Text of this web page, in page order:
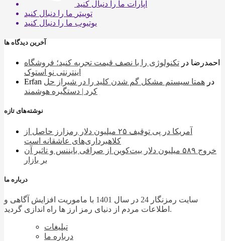
آپارات ما را دنبال کنید
توییتر ما را دنبال کنید
یوتیوب ما را دنبال کنید
آخرین دیدگاه ها
احمدرضا در تکنولوژی را با نصف قیمت تجربه کنید؛ فروشگاه
اینترنتی نو استوک
Erfan
در همتا سیستم مشکل گم شدن کلید را در شیراز حل
کرد | دستگیره هوشمند
نوشته‌های تازه
آمریکا در پی توقیف ۲۵ میلیون دلار رمزارز حاصل از
کلاهبرداری‌های عاشقانه است
خروج ۵۸۹ میلیون دلار بیت‌کوین از صرافی بایننس و تاثیر آن
بر بازار
درباره ما
سایت رمزنگار 24 در سال 1401 با ماموریت افزایش آگاهی و
اطلاعات مردم از دنیای رمز ارز ها راه اندازی گردید.
تبلیغات
درباره ما